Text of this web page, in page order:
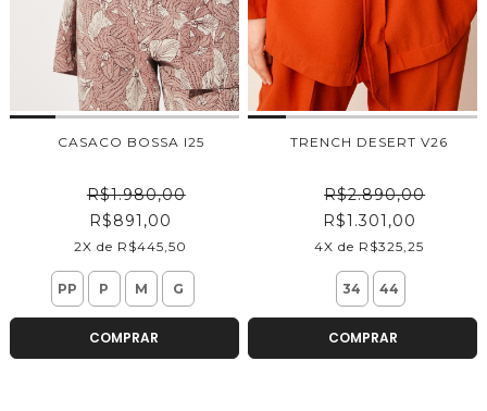
CASACO BOSSA I25
R$1.980,00
R$891,00
2X de R$445,50
PP P M G
COMPRAR
TRENCH DESERT V26
R$2.890,00
R$1.301,00
4X de R$325,25
34 44
COMPRAR